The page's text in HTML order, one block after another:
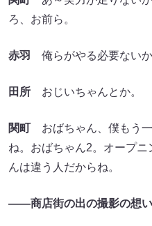
ろ、お前ら。
赤羽 俺らがやる必要ないか
田所 おじいちゃんとか。
関町 おばちゃん、僕もう
ね。おばちゃん2。オープ
んは違う人だからね。
――商店街の出の撮影の想い